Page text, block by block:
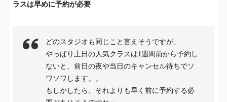
ラスは早めに予約が必要
どのスタジオも同じこと言えそうですが、
やっぱり土日の人気クラスは1週間前から予約し
ないと、前日の夜や当日のキャンセル待ちでソ
ワソワします。。
もしかしたら、それよりも早く前に予約する必